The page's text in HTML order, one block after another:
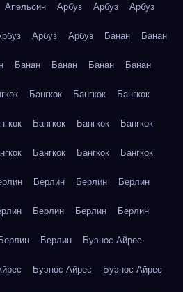
Апельсин Арбуз Арбуз Арбуз
Арбуз Арбуз Банан Банан
Банан Банан Банан Банан
Бангкок Бангкок Бангкок
Бангкок Бангкок Бангкок
Бангкок Бангкок Бангкок
Берлин Берлин Берлин
Берлин Берлин Берлин
Берлин Буэнос-Айрес
Буэнос-Айрес Буэнос-Айрес